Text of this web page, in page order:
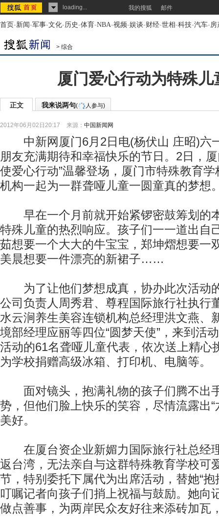
loading... 我的搜狐 邮件
首页-新闻-军事-文化-历史-体育-NBA-视频-娱谈-财经-世相-科技-汽车-房
> 综合
厦门爱心行动为特殊儿
正文 我来说两句( 人参与)
2012年06月02日20:17 来源： 中国新闻网
中新网厦门6月2日电(杨伏山 庄昭)六
朋友充满期待和幸福快乐的节日。2日，
使爱心行动”温馨登场，厦门市特殊教育学
机构一起为一群聋哑儿童一圆童真的梦想
早在一个月前就开始紧锣密鼓筹划的
特殊儿童的热烈响应。孩子们一一道出自
茹想要一个大大的牛宝宝，郑坤熠想要一
美晨想要一件漂亮的新裙子……
为了让他们梦想成真，协办此次活动
公司负责人周秀君、尊程国际旅行社执行
水云涧养生美容连锁机构总经理洪文燕、
境部经理应丽等四位“圆梦天使”，来到活
活动的61名聋哑儿童代表，依次送上精心
为学校捐赠高级冰箱、打印机、电脑等。
面对镜头，抱满礼物的孩子们腾不出手
势，但他们脸上快乐的笑容，尽情流露出“
美好。
在厦台资企业新媚力国际旅行社总经
返台湾，无法亲自与这群特殊教育学校可
节，特别委托下属代为出席活动，替她“抱
叮嘱记者向孩子们捎上祝福与鼓励。她向
做点善事，为两岸民众友好往来添砖加瓦